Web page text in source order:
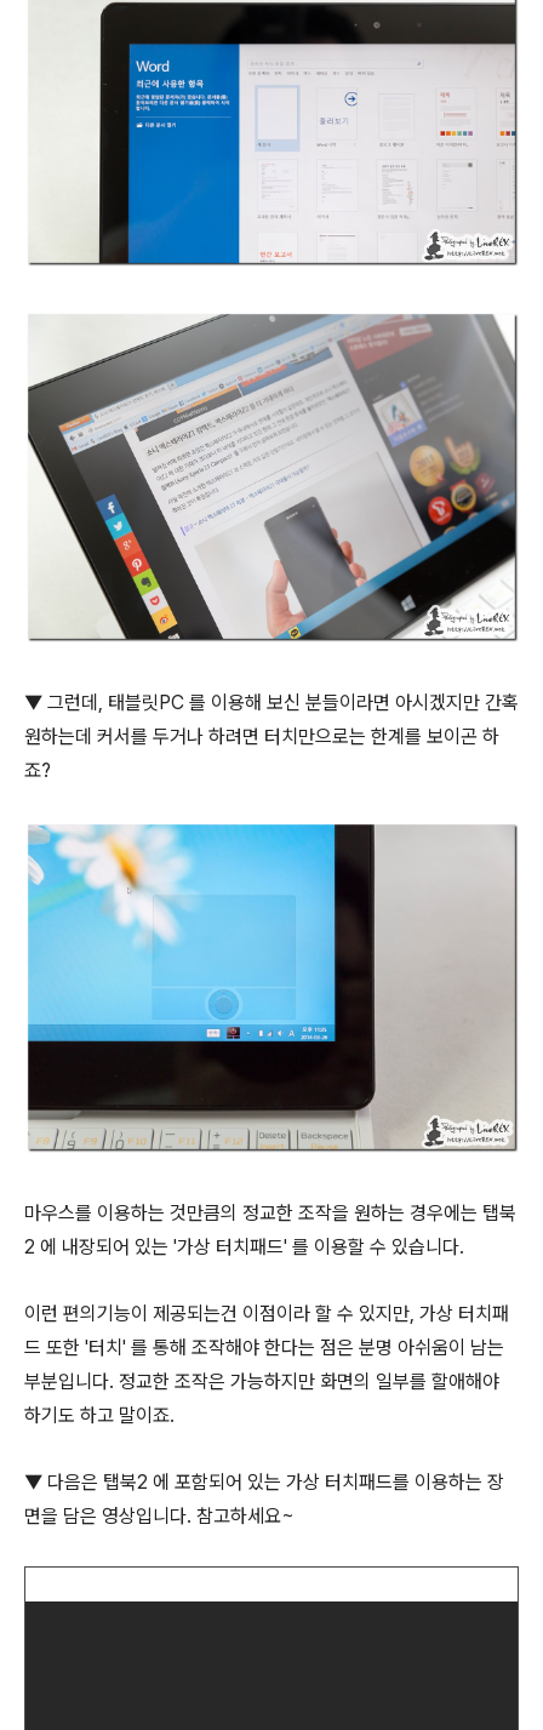
▼ 그런데, 태블릿PC 를 이용해 보신 분들이라면 아시겠지만 간혹
원하는데 커서를 두거나 하려면 터치만으로는 한계를 보이곤 하
죠?
마우스를 이용하는 것만큼의 정교한 조작을 원하는 경우에는 탭북
2 에 내장되어 있는 '가상 터치패드' 를 이용할 수 있습니다.
이런 편의기능이 제공되는건 이점이라 할 수 있지만, 가상 터치패
드 또한 '터치' 를 통해 조작해야 한다는 점은 분명 아쉬움이 남는
부분입니다. 정교한 조작은 가능하지만 화면의 일부를 할애해야
하기도 하고 말이죠.
▼ 다음은 탭북2 에 포함되어 있는 가상 터치패드를 이용하는 장
면을 담은 영상입니다. 참고하세요~